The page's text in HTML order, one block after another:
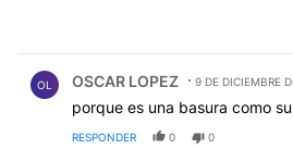
OL OSCAR LOPEZ 9 DE DICIEMBRE
porque es una basura como
RESPONDER 0 0